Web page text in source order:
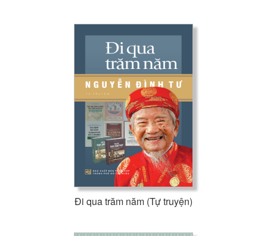
Đi qua trăm năm (Tự truyện)